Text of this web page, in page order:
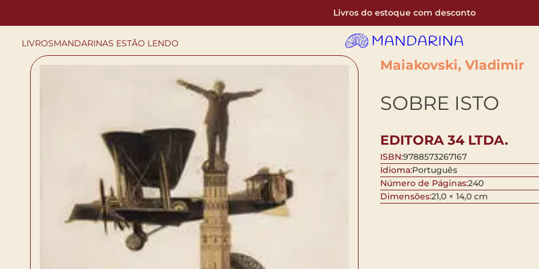
Livros do estoque com desconto
LIVROSMANDARINAS ESTÃO LENDO
Maiakovski, Vladimir
SOBRE ISTO
EDITORA 34 LTDA.
ISBN:9788573267167
Idioma:Português
Número de Páginas:240
Dimensões:21,0 × 14,0 cm